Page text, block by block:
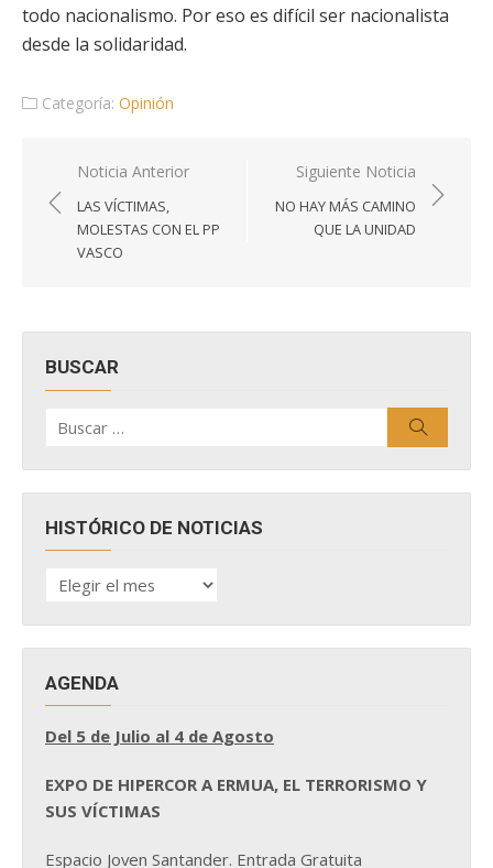
todo nacionalismo. Por eso es difícil ser nacionalista
desde la solidaridad.
Categoría: Opinión
Navegación
de
entradas
Noticia Anterior
LAS VÍCTIMAS,
MOLESTAS CON EL PP
VASCO
Siguiente Noticia
NO HAY MÁS CAMINO
QUE LA UNIDAD
BUSCAR
por:
HISTÓRICO DE NOTICIAS
HISTÓRICO
DE
AGENDA
Del 5 de Julio al 4 de Agosto
EXPO DE HIPERCOR A ERMUA, EL TERRORISMO Y
SUS VÍCTIMAS
Espacio Joven Santander. Entrada Gratuita